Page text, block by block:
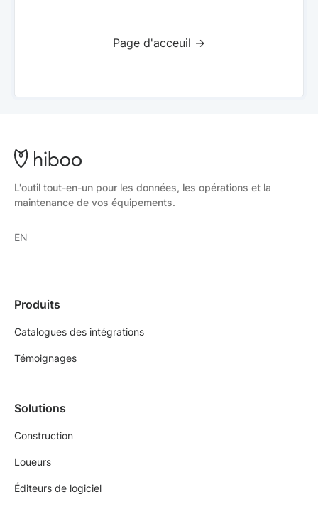
Page d'acceuil ->
L'outil tout-en-un pour les données, les opérations et la
maintenance de vos équipements.
EN
Produits
Catalogues des intégrations
Témoignages
Solutions
Construction
Loueurs
Éditeurs de logiciel